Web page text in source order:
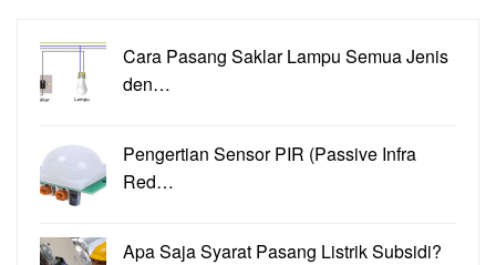
Cara Pasang Saklar Lampu Semua Jenis
den…
Pengertian Sensor PIR (Passive Infra
Red…
Apa Saja Syarat Pasang Listrik Subsidi?